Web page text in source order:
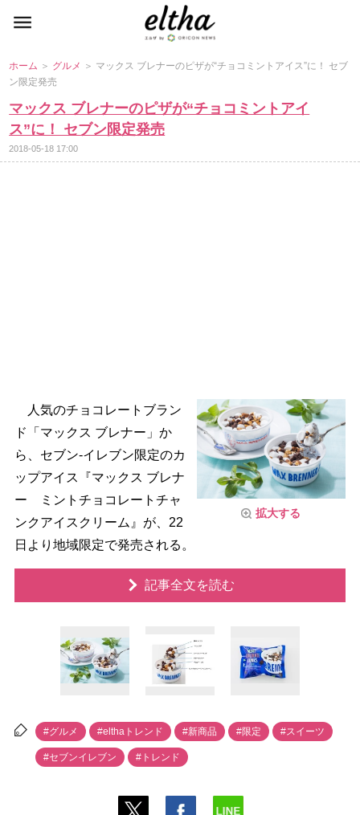
ホーム ＞ グルメ ＞ マックス ブレナーのピザが“チョコミントアイス”に！ セブ
ン限定発売
マックス ブレナーのピザが“チョコミントアイ
ス”に！ セブン限定発売
2018-05-18 17:00
拡大する
人気のチョコレートブラン
ド「マックス ブレナー」か
ら、セブン-イレブン限定のカ
ップアイス『マックス ブレナ
ー ミントチョコレートチャ
ンクアイスクリーム』が、22
日より地域限定で発売される。
記事全文を読む
#グルメ #elthaトレンド #新商品 #限定 #スイーツ
#セブンイレブン #トレンド